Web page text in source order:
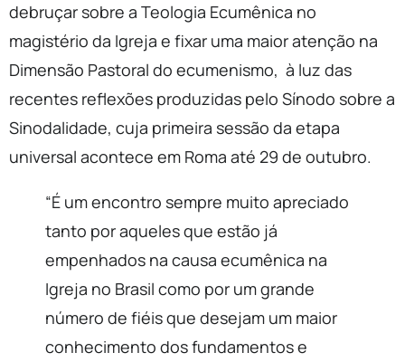
debruçar sobre a Teologia Ecumênica no
magistério da Igreja e fixar uma maior atenção na
Dimensão Pastoral do ecumenismo, à luz das
recentes reflexões produzidas pelo Sínodo sobre a
Sinodalidade, cuja primeira sessão da etapa
universal acontece em Roma até 29 de outubro.
“É um encontro sempre muito apreciado
tanto por aqueles que estão já
empenhados na causa ecumênica na
Igreja no Brasil como por um grande
número de fiéis que desejam um maior
conhecimento dos fundamentos e